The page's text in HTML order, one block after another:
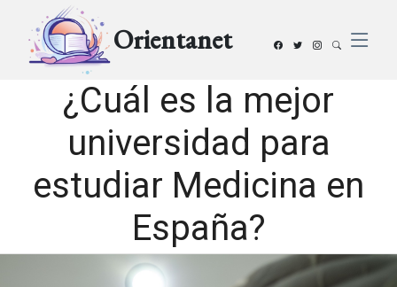
Orientanet
¿Cuál es la mejor
universidad para
estudiar Medicina en
España?